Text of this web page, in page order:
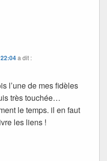
a dit :
l’une de mes fidèles
très touchée…
le temps. il en faut
les liens !